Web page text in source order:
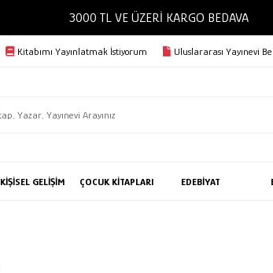
3000 TL VE ÜZERİ KARGO BEDAVA
Kitabımı Yayınlatmak İstiyorum Uluslararası Yayınevi
KİŞİSEL GELİŞİM ÇOCUK KİTAPLARI EDEBİYAT